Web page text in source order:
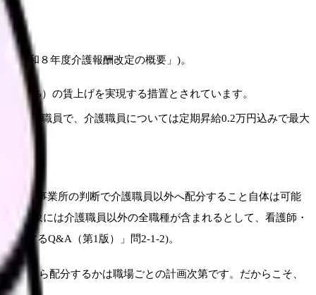
令和８年度介護報酬改定の概要」)。
3.3%）の賃上げを実現する措置とされています。
介護職員で、介護職員については定期昇給0.2万円込みで最大
でも事業所の判断で介護職員以外へ配分すること自体は可能
対象には介護職員以外の全職種が含まれるとして、看護師・
関するQ&A（第1版）」問2-1-2)。
いくら配分するかは職場ごとの計画次第です。だからこそ、